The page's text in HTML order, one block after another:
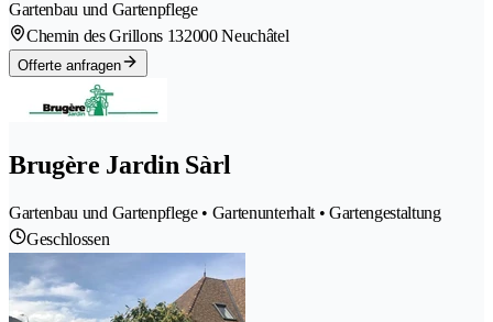
Gartenbau und Gartenpflege
Chemin des Grillons 132000 Neuchâtel
Offerte anfragen
Brugère Jardin Sàrl
Gartenbau und Gartenpflege • Gartenunterhalt • Gartengestaltung
Geschlossen